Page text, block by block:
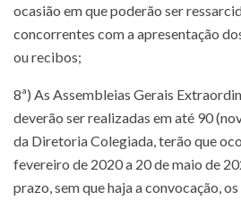
ocasião em que poderão ser
concorrentes com a apresentação
ou recibos;
8ª) As Assembleias Gerais
deverão ser realizadas em até 90
da Diretoria Colegiada, terão que
fevereiro de 2020 a 20 de maio de
prazo, sem que haja a convocação,